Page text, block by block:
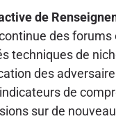
de
des forums
techniques de
des
de
sur de